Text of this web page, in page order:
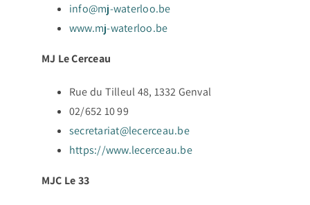
info@mj-waterloo.be
www.mj-waterloo.be
MJ Le Cerceau
Rue du Tilleul 48, 1332 Genval
02/652 10 99
secretariat@lecerceau.be
https://www.lecerceau.be
MJC Le 33